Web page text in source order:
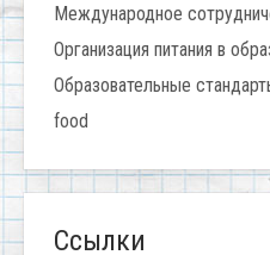
Международное
Организация питания в
Образовательные
food
Ссылки